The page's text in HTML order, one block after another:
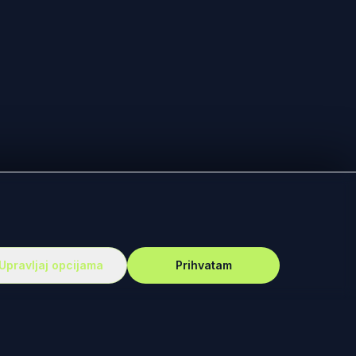
Upravljaj opcijama Prihvatam